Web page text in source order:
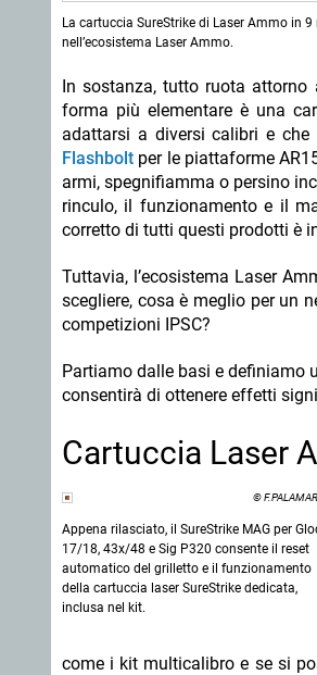
La cartuccia SureStrike di Laser Ammo in
nell’ecosistema Laser Ammo.
In sostanza, tutto ruota
forma più elementare è una
adattarsi a diversi calibri e
Flashbolt per le piattaforme
armi, spegnifiamma o persino
rinculo, il funzionamento e il
corretto di tutti questi prodotti è
Tuttavia, l’ecosistema Laser
scegliere, cosa è meglio per un
competizioni IPSC?
Partiamo dalle basi e definiamo
consentirà di ottenere effetti
Cartuccia Laser
©
Appena rilasciato, il SureStrike MAG per
17/18, 43x/48 e Sig P320 consente il reset
automatico del grilletto e il funzionamento
della cartuccia laser SureStrike dedicata,
inclusa nel kit.
come i kit multicalibro e se si